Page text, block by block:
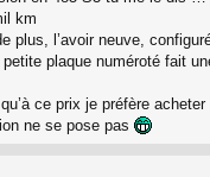
km
plus, l’avoir neuve,
plaque numéroté fait
ce prix je préfère
ne se pose pas